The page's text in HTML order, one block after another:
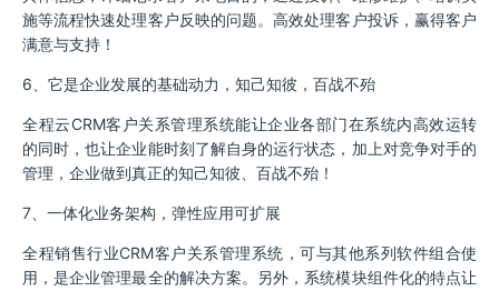
施等流程快速处理客户反映的问题。高效处理客户投诉，赢得客户
满意与支持！
6、它是企业发展的基础动力，知己知彼，百战不殆
全程云CRM客户关系管理系统能让企业各部门在系统内高效运转
的同时，也让企业能时刻了解自身的运行状态，加上对竞争对手的
管理，企业做到真正的知己知彼、百战不殆！
7、一体化业务架构，弹性应用可扩展
全程销售行业CRM客户关系管理系统，可与其他系列软件组合使
用，是企业管理最全的解决方案。另外，系统模块组件化的特点让